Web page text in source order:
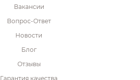
Вакансии
Вопрос-Ответ
Новости
Блог
Отзывы
Гарантия качества